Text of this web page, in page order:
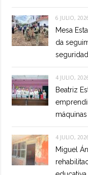
6 JULIO,
Mesa
da
4 JULIO,
Beatriz
4 JULIO,
Miguel